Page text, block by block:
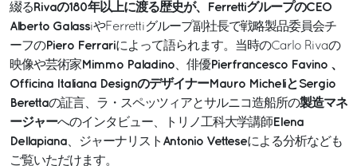
綴る Rivaの180年以上に渡る歴史が、FerrettiグループのCEO
Alberto GalassiやFerrettiグループ副社長で戦略製品委員会チ
ーフのPiero Ferrariによって語られます。当時のCarlo Rivaの
映像や芸術家 Mimmo Paladino 、俳優Pierfrancesco Favino 、
Officina Italiana DesignのデザイナーMauro MicheliとSergio
Berettaの証言、ラ・スペッツィアとサルニコ造船所の製造マネ
ージャーへのインタビュー、トリノ工科大学講師 Elena
Dellapiana 、ジャーナリスト Antonio Vetteseによる分析なども
ご覧いただけます。